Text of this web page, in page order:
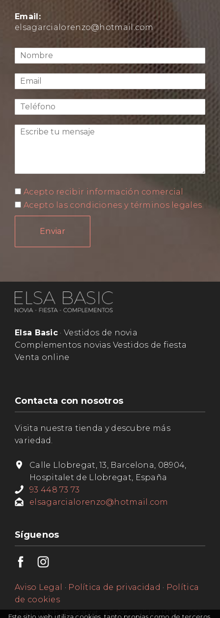
Email:
elsagarcialorenzo@hotmail.com
Acepto recibir información comercial
Acepto las condiciones y términos legales
Enviar
Elsa Basic · Vestidos de novia
Complementos novias Vestidos de fiesta
Venta online
Contacta con nosotros
Visita nuestra tienda y descubre más
variedad.
Calle Llobregat, 13, Barcelona, 08904,
Hospitalet de Llobregat, España
93 448 73 73
elsagarcialorenzo@hotmail.com
Síguenos
Aviso Legal · Política de privacidad · Política
de cookies
Diseño Web:Buscaprat·aColor Validar:HTML·CSS